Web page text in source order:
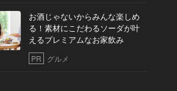
お酒じゃないからみんな楽しめ
る！素材にこだわるソーダが叶
えるプレミアムなお家飲み
PR グルメ